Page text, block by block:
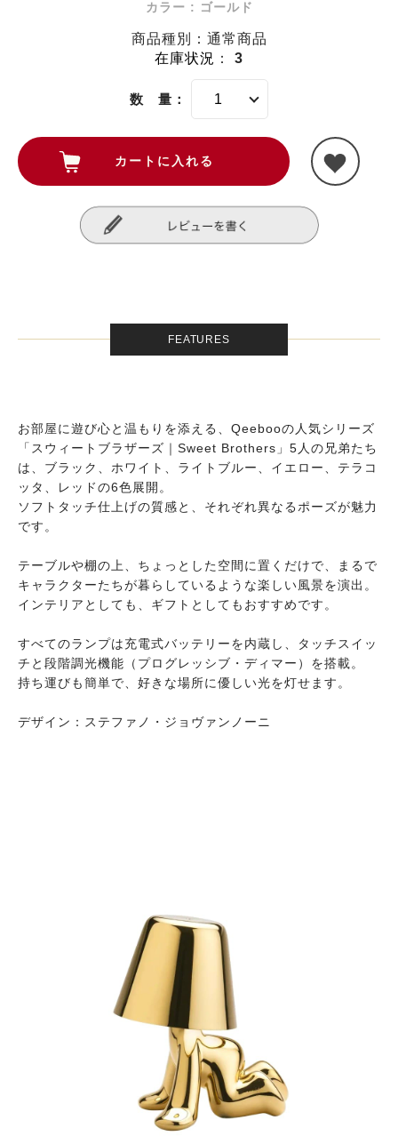
カラー : ゴールド
商品種別：通常商品
在庫状況 ： 3
数 量：
FEATURES
お部屋に遊び心と温もりを添える、Qeebooの人気シリーズ
「スウィートブラザーズ｜Sweet Brothers」5人の兄弟たち
は、ブラック、ホワイト、ライトブルー、イエロー、テラコ
ッタ、レッドの6色展開。
ソフトタッチ仕上げの質感と、それぞれ異なるポーズが魅力
です。
テーブルや棚の上、ちょっとした空間に置くだけで、まるで
キャラクターたちが暮らしているような楽しい風景を演出。
インテリアとしても、ギフトとしてもおすすめです。
すべてのランプは充電式バッテリーを内蔵し、タッチスイッ
チと段階調光機能（プログレッシブ・ディマー）を搭載。
持ち運びも簡単で、好きな場所に優しい光を灯せます。
デザイン：ステファノ・ジョヴァンノーニ